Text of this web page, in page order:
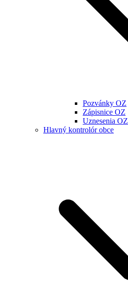
Pozvánky OZ
Zápisnice OZ
Uznesenia OZ
Hlavný kontrolór obce